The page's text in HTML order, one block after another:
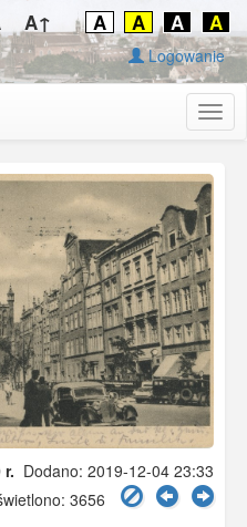
A↑ A A A A
Logowanie
Dodano: 2019-12-04 23:33
3656